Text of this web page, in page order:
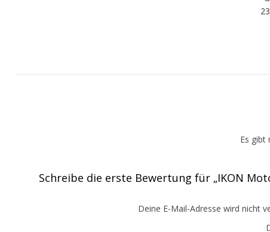
Es gibt
Schreibe die erste Bewertung für „IKON
Deine E-Mail-Adresse wird nicht